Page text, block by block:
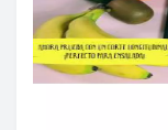
➤Какая
56 HRC
При
множество